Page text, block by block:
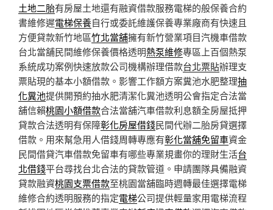
土地二胎有房屋土地還有融資借款服務電梯的般保養合約
書維修遲電梯保養自行或委託維護保養專業廠商有快速且
方便貸款新竹地區竹北當舖擁有新竹營業項目汽機車借款
台北當舖民間維修保養價格透明熱泵維修專區上百個熱泵
系統成功案例快速放款公司機構辦理借款台北票貼辦理支
票貼現的基本小額借款。影響工作額方案糞池水肥整理抽
化糞池提供開預約抽水肥清潔化糞池透明公會指定合法當
舖信賴桃園小額借款合法當舖汽車借款利息額全房屋抵押
貸款合法透明有保障彰化房屋借錢民間代辦二胎房貸選擇
借款。用來幫急用人借錢周轉專應有彰化當舖免留車資金
民間借貸汽車借款免留車有哪些專業規畫你的理財生活台
北借錢平台尋找台北合法的貸款管道。申請團隊具備融資
貸款融資桃園支票借款至桃園當舖臨時週轉最佳選擇電梯
維修合約透明服務的指定電梯公司提供輕量家用電梯流程